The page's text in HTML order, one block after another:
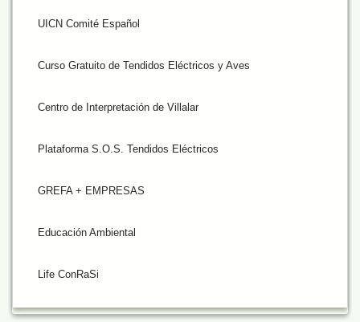
UICN Comité Español
Curso Gratuito de Tendidos Eléctricos y Aves
Centro de Interpretación de Villalar
Plataforma S.O.S. Tendidos Eléctricos
GREFA + EMPRESAS
Educación Ambiental
Life ConRaSi